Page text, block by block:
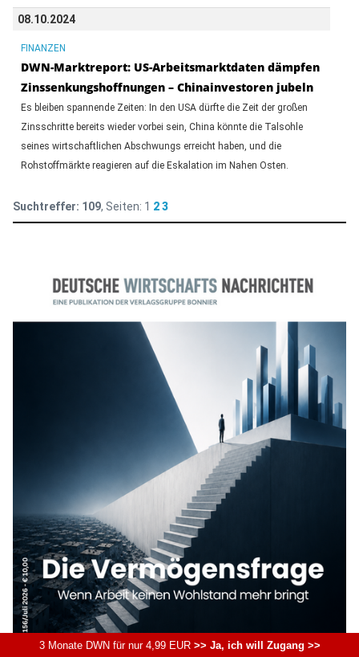
08.10.2024
FINANZEN
DWN-Marktreport: US-Arbeitsmarktdaten dämpfen
Zinssenkungshoffnungen – Chinainvestoren jubeln
Es bleiben spannende Zeiten: In den USA dürfte die Zeit der großen
Zinsschritte bereits wieder vorbei sein, China könnte die Talsohle
seines wirtschaftlichen Abschwungs erreicht haben, und die
Rohstoffmärkte reagieren auf die Eskalation im Nahen Osten.
Suchtreffer: 109, Seiten: 1 2 3
3 Monate DWN für nur 4,99 EUR>> Ja, ich will Zugang >>